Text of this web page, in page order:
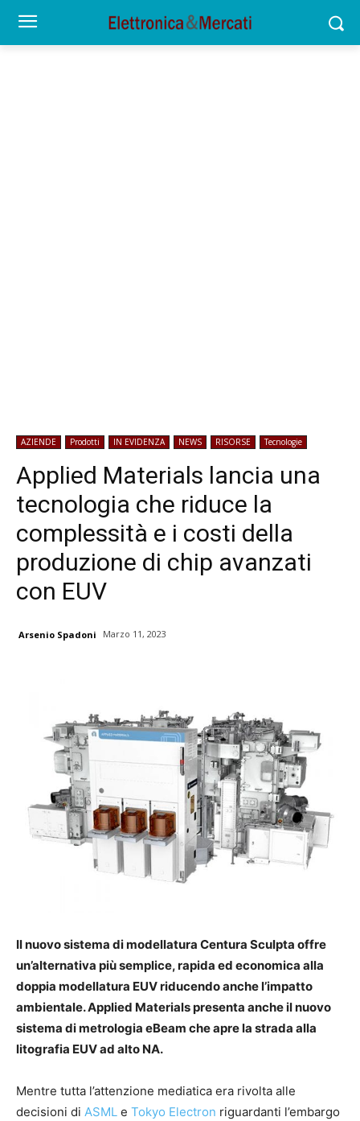
AZIENDE Prodotti IN EVIDENZA NEWS RISORSE Tecnologie
Applied Materials lancia una
tecnologia che riduce la
complessità e i costi della
produzione di chip avanzati
con EUV
Arsenio Spadoni Marzo 11, 2023
Il nuovo sistema di modellatura Centura Sculpta offre
un’alternativa più semplice, rapida ed economica alla
doppia modellatura EUV riducendo anche l’impatto
ambientale. Applied Materials presenta anche il nuovo
sistema di metrologia eBeam che apre la strada alla
litografia EUV ad alto NA.
Mentre tutta l’attenzione mediatica era rivolta alle
decisioni di ASML e Tokyo Electron riguardanti l’embargo